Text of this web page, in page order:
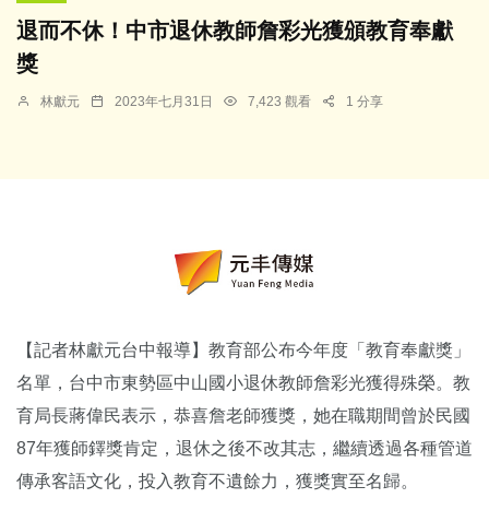
退而不休！中市退休教師詹彩光獲頒教育奉獻
獎
林獻元 2023年七月31日 7,423 觀看 1 分享
【記者林獻元台中報導】教育部公布今年度「教育奉獻獎」
名單，台中市東勢區中山國小退休教師詹彩光獲得殊榮。教
育局長蔣偉民表示，恭喜詹老師獲獎，她在職期間曾於民國
87年獲師鐸獎肯定，退休之後不改其志，繼續透過各種管道
傳承客語文化，投入教育不遺餘力，獲獎實至名歸。